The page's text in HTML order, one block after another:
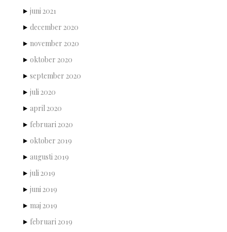
juni 2021
december 2020
november 2020
oktober 2020
september 2020
juli 2020
april 2020
februari 2020
oktober 2019
augusti 2019
juli 2019
juni 2019
maj 2019
februari 2019